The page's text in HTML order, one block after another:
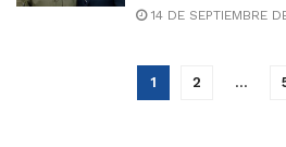
14 DE SEPTIEMBRE
1 2 …